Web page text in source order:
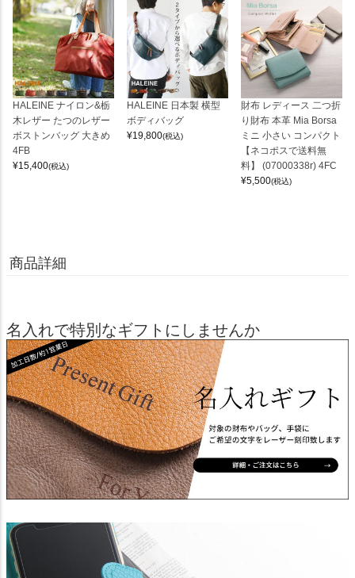
HALEINE ナイロン&栃
木レザー たつのレザー
ボストンバッグ 大きめ
4FB
¥15,400(税込)
HALEINE 日本製 横型
ボディバッグ
¥19,800(税込)
財布 レディース 二つ折
り財布 本革 Mia Borsa
ミニ 小さい コンパクト
【ネコポスで送料無
料】 (07000338r) 4FC
¥5,500(税込)
商品詳細
名入れで特別なギフトにしませんか